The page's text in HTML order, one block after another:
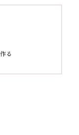
る